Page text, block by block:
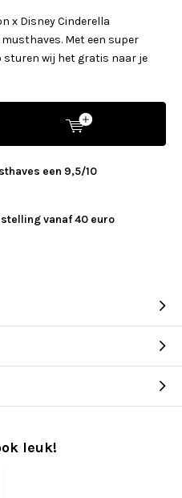
x Disney Cinderella
Met een super
sturen wij het gratis naar je
een 9,5/10
vanaf 40 euro
leuk!